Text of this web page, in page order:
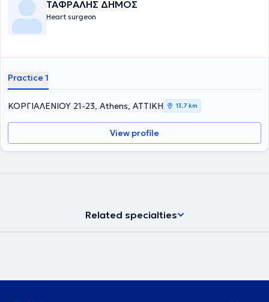
ΤΑΦΡΑΛΗΣ ΔΗΜΟΣ
Heart surgeon
Practice 1
ΚΟΡΓΙΑΛΕΝΙΟΥ 21-23, Athens, ΑΤΤΙΚΗ 13,7 km
View profile
Related specialties